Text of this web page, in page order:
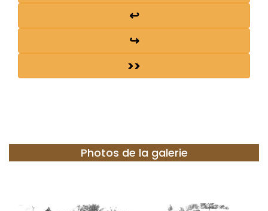
↩
↪
>>
Photos de la galerie